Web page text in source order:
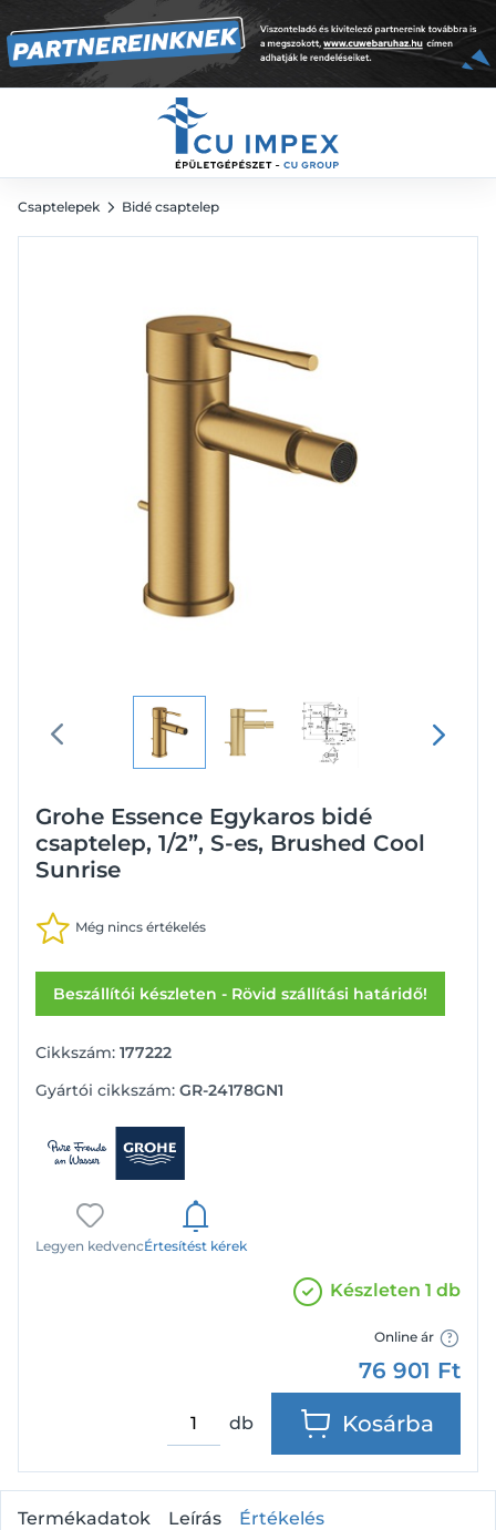
Csaptelepek Bidé csaptelep
Grohe Essence Egykaros bidé
csaptelep, 1/2”, S-es, Brushed Cool
Sunrise
Még nincs értékelés
Beszállítói készleten - Rövid szállítási határidő!
Cikkszám: 177222
Gyártói cikkszám: GR-24178GN1
Legyen kedvencÉrtesítést kérek
Készleten 1 db
Online ár
76 901 Ft
db Kosárba
76 901 Ft
Termékadatok Leírás Értékelés